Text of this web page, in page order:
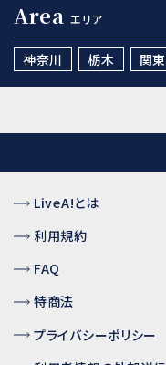
Area エリア
神奈川 栃木 関東
LiveA!とは
利用規約
FAQ
特商法
プライバシーポリシー